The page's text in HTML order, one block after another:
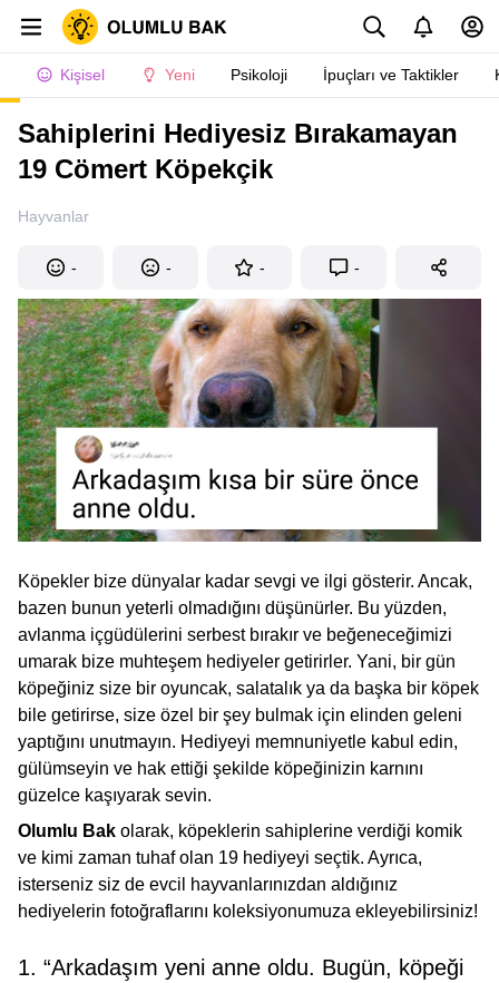
Kişisel Yeni Psikoloji İpuçları ve Taktikler
Sahiplerini Hediyesiz Bırakamayan
19 Cömert Köpekçik
Hayvanlar
- - - -
Köpekler bize dünyalar kadar sevgi ve ilgi gösterir. Ancak,
bazen bunun yeterli olmadığını düşünürler. Bu yüzden,
avlanma içgüdülerini serbest bırakır ve beğeneceğimizi
umarak bize muhteşem hediyeler getirirler. Yani, bir gün
köpeğiniz size bir oyuncak, salatalık ya da başka bir köpek
bile getirirse, size özel bir şey bulmak için elinden geleni
yaptığını unutmayın. Hediyeyi memnuniyetle kabul edin,
gülümseyin ve hak ettiği şekilde köpeğinizin karnını
güzelce kaşıyarak sevin.
Olumlu Bak olarak, köpeklerin sahiplerine verdiği komik
ve kimi zaman tuhaf olan 19 hediyeyi seçtik. Ayrıca,
isterseniz siz de evcil hayvanlarınızdan aldığınız
hediyelerin fotoğraflarını koleksiyonumuza ekleyebilirsiniz!
1. “Arkadaşım yeni anne oldu. Bugün, köpeği